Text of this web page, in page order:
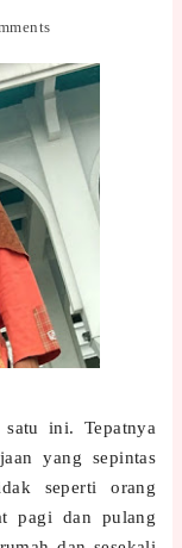
ini. Tepatnya
yang sepintas
seperti orang
pagi dan pulang